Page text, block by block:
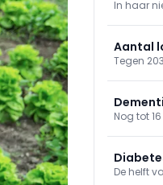
In haar
huid en
manier
Aantal
Tegen
Nog tot
wat
doen.
De helft